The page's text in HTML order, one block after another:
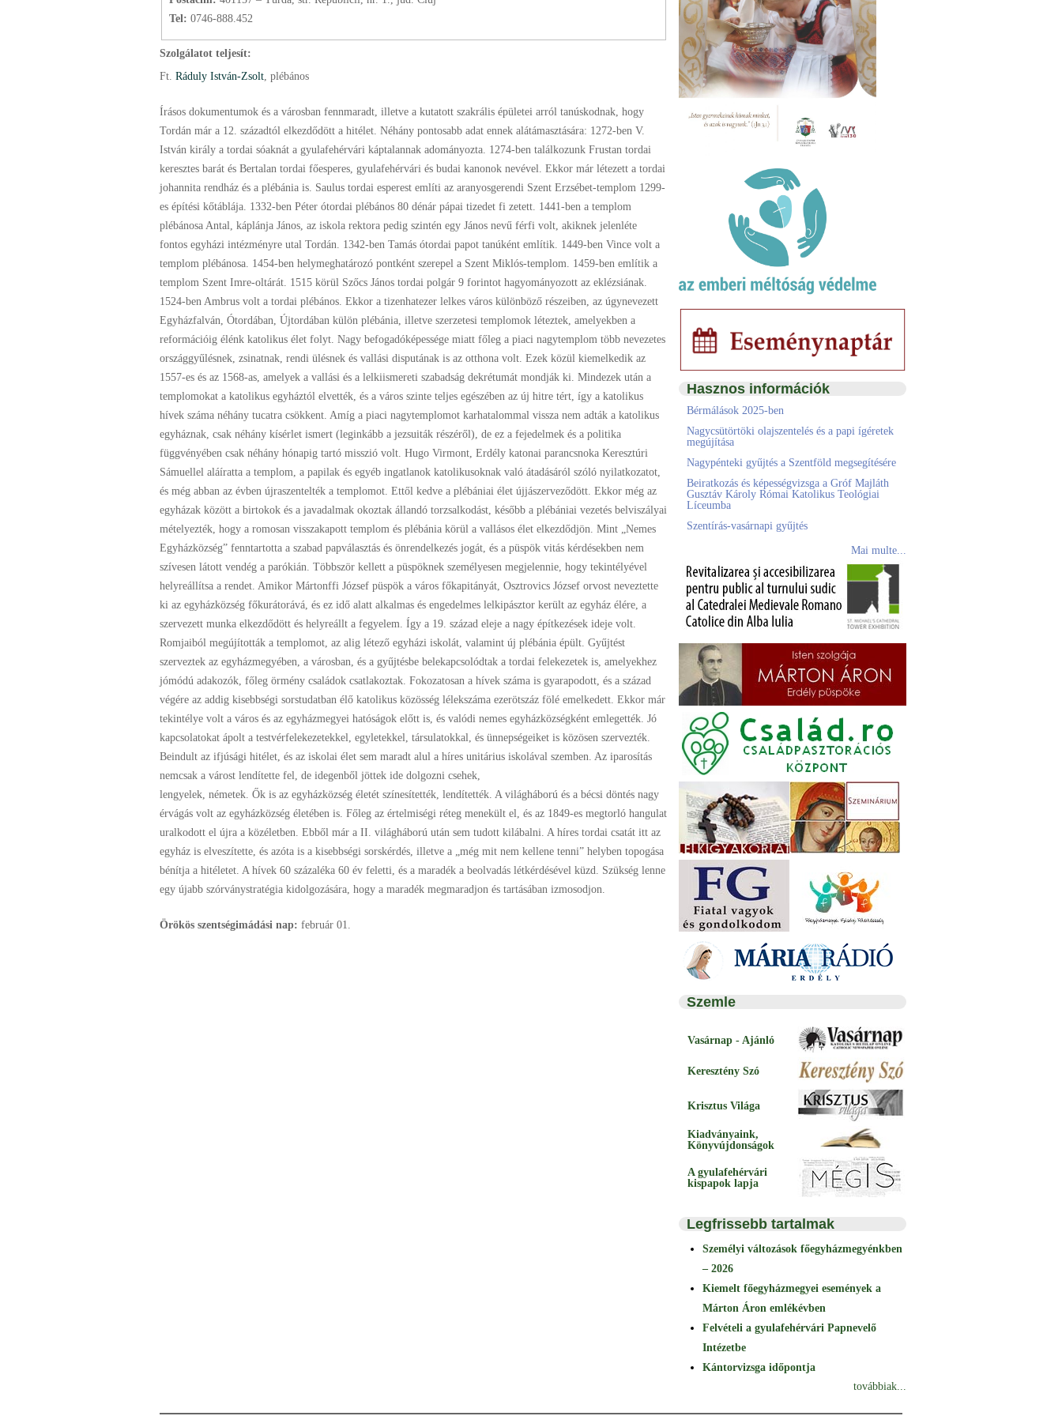
Tel: 0746-888.452
Szolgálatot teljesít:
Ft. Ráduly István-Zsolt , plébános
Írásos dokumentumok és a városban fennmaradt, illetve a kutatott szakrális épületei arról tanúskodnak, hogy
Tordán már a 12. századtól elkezdődött a hitélet. Néhány pontosabb adat ennek alátámasztására: 1272-ben V.
István király a tordai sóaknát a gyulafehérvári káptalannak adományozta. 1274-ben találkozunk Frustan tordai
keresztes barát és Bertalan tordai főesperes, gyulafehérvári és budai kanonok nevével. Ekkor már létezett a tordai
johannita rendház és a plébánia is. Saulus tordai esperest említi az aranyosgerendi Szent Erzsébet-templom 1299-
es építési kőtáblája. 1332-ben Péter ótordai plébános 80 dénár pápai tizedet fi zetett. 1441-ben a templom
plébánosa Antal, káplánja János, az iskola rektora pedig szintén egy János nevű férfi volt, akiknek jelenléte
fontos egyházi intézményre utal Tordán. 1342-ben Tamás ótordai papot tanúként említik. 1449-ben Vince volt a
templom plébánosa. 1454-ben helymeghatározó pontként szerepel a Szent Miklós-templom. 1459-ben említik a
templom Szent Imre-oltárát. 1515 körül Szőcs János tordai polgár 9 forintot hagyományozott az eklézsiának.
1524-ben Ambrus volt a tordai plébános. Ekkor a tizenhatezer lelkes város különböző részeiben, az úgynevezett
Egyházfalván, Ótordában, Újtordában külön plébánia, illetve szerzetesi templomok léteztek, amelyekben a
reformációig élénk katolikus élet folyt. Nagy befogadóképessége miatt főleg a piaci nagytemplom több nevezetes
országgyűlésnek, zsinatnak, rendi ülésnek és vallási disputának is az otthona volt. Ezek közül kiemelkedik az
1557-es és az 1568-as, amelyek a vallási és a lelkiismereti szabadság dekrétumát mondják ki. Mindezek után a
templomokat a katolikus egyháztól elvették, és a város szinte teljes egészében az új hitre tért, így a katolikus
hívek száma néhány tucatra csökkent. Amíg a piaci nagytemplomot karhatalommal vissza nem adták a katolikus
egyháznak, csak néhány kísérlet ismert (leginkább a jezsuiták részéről), de ez a fejedelmek és a politika
függvényében csak néhány hónapig tartó misszió volt. Hugo Virmont, Erdély katonai parancsnoka Keresztúri
Sámuellel aláíratta a templom, a papilak és egyéb ingatlanok katolikusoknak való átadásáról szóló nyilatkozatot,
és még abban az évben újraszentelték a templomot. Ettől kedve a plébániai élet újjászerveződött. Ekkor még az
egyházak között a birtokok és a javadalmak okoztak állandó torzsalkodást, később a plébániai vezetés belviszályai
mételyezték, hogy a romosan visszakapott templom és plébánia körül a vallásos élet elkezdődjön. Mint „Nemes
Egyházközség” fenntartotta a szabad papválasztás és önrendelkezés jogát, és a püspök vitás kérdésekben nem
szívesen látott vendég a parókián. Többször kellett a püspöknek személyesen megjelennie, hogy tekintélyével
helyreállítsa a rendet. Amikor Mártonffi József püspök a város főkapitányát, Osztrovics József orvost neveztette
ki az egyházközség főkurátorává, és ez idő alatt alkalmas és engedelmes lelkipásztor került az egyház élére, a
szervezett munka elkezdődött és helyreállt a fegyelem. Így a 19. század eleje a nagy építkezések ideje volt.
Romjaiból megújították a templomot, az alig létező egyházi iskolát, valamint új plébánia épült. Gyűjtést
szerveztek az egyházmegyében, a városban, és a gyűjtésbe belekapcsolódtak a tordai felekezetek is, amelyekhez
jómódú adakozók, főleg örmény családok csatlakoztak. Fokozatosan a hívek száma is gyarapodott, és a század
végére az addig kisebbségi sorstudatban élő katolikus közösség lélekszáma ezerötszáz fölé emelkedett. Ekkor már
tekintélye volt a város és az egyházmegyei hatóságok előtt is, és valódi nemes egyházközségként emlegették. Jó
kapcsolatokat ápolt a testvérfelekezetekkel, egyletekkel, társulatokkal, és ünnepségeiket is közösen szervezték.
Beindult az ifjúsági hitélet, és az iskolai élet sem maradt alul a híres unitárius iskolával szemben. Az iparosítás
nemcsak a várost lendítette fel, de idegenből jöttek ide dolgozni csehek,
lengyelek, németek. Ők is az egyházközség életét színesítették, lendítették. A világháború és a bécsi döntés nagy
érvágás volt az egyházközség életében is. Főleg az értelmiségi réteg menekült el, és az 1849-es megtorló hangulat
uralkodott el újra a közéletben. Ebből már a II. világháború után sem tudott kilábalni. A híres tordai csatát itt az
egyház is elveszítette, és azóta is a kisebbségi sorskérdés, illetve a „még mit nem kellene tenni” helyben topogása
bénítja a hitéletet. A hívek 60 százaléka 60 év feletti, és a maradék a beolvadás létkérdésével küzd. Szükség lenne
egy újabb szórványstratégia kidolgozására, hogy a maradék megmaradjon és tartásában izmosodjon.
Örökös szentségimádási nap: február 01.
Hasznos információk
Bérmálások 2025-ben
Nagycsütörtöki olajszentelés és a papi ígéretek
megújítása
Nagypénteki gyűjtés a Szentföld megsegítésére
Beiratkozás és képességvizsga a Gróf Majláth
Gusztáv Károly Római Katolikus Teológiai
Líceumba
Szentírás-vasárnapi gyűjtés
Mai multe...
Szemle
Vasárnap - Ajánló
Keresztény Szó
Krisztus Világa
Kiadványaink,
Könyvújdonságok
A gyulafehérvári
kispapok lapja
Legfrissebb tartalmak
Személyi változások főegyházmegyénkben
– 2026
Kiemelt főegyházmegyei események a
Márton Áron emlékévben
Felvételi a gyulafehérvári Papnevelő
Intézetbe
Kántorvizsga időpontja
továbbiak...